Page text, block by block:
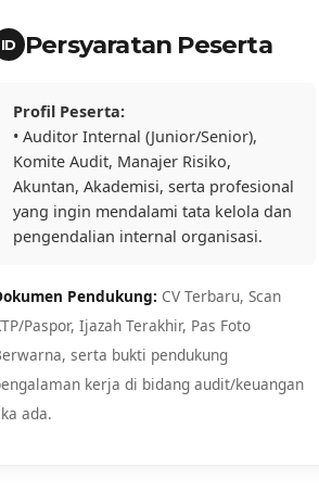
ID Persyaratan Peserta
Profil Peserta:
• Auditor Internal (Junior/Senior),
Komite Audit, Manajer Risiko,
Akuntan, Akademisi, serta profesional
yang ingin mendalami tata kelola dan
pengendalian internal organisasi.
Pendukung: CV Terbaru, Scan
Paspor, Ijazah Terakhir, Pas Foto
serta bukti pendukung
kerja di bidang audit/keuangan
ada.